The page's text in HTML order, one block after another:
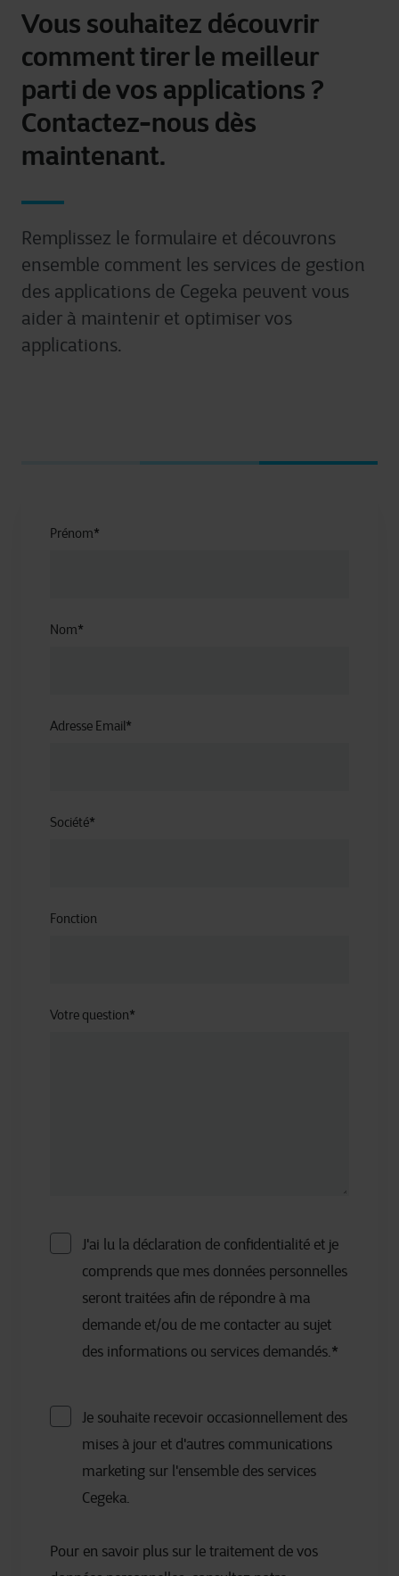
Vous souhaitez découvrir
comment tirer le meilleur
parti de vos applications ?
Contactez-nous dès
maintenant.
Remplissez le formulaire et découvrons
ensemble comment les services de gestion
des applications de Cegeka peuvent vous
aider à maintenir et optimiser vos
applications.
Prénom*
Nom*
Adresse Email*
Société*
Fonction
Votre question*
J'ai lu la déclaration de confidentialité et je
comprends que mes données personnelles
seront traitées afin de répondre à ma
demande et/ou de me contacter au sujet
des informations ou services demandés.*
Je souhaite recevoir occasionnellement des
mises à jour et d'autres communications
marketing sur l'ensemble des services
Cegeka.
Pour en savoir plus sur le traitement de vos